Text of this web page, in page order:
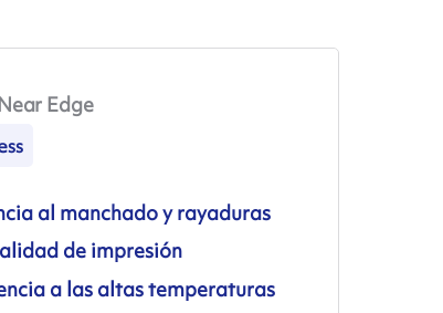
Edge
al manchado y rayaduras
de impresión
a las altas temperaturas